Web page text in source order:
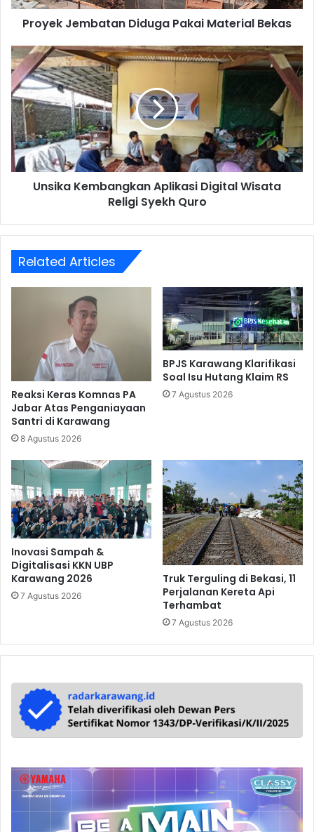
Proyek Jembatan Diduga Pakai Material Bekas
Unsika
Kembangkan
Aplikasi
Digital
Wisata
Religi
Syekh
Quro
Unsika Kembangkan Aplikasi Digital Wisata
Religi Syekh Quro
Related Articles
Reaksi Keras Komnas PA
Jabar Atas Penganiayaan
Santri di Karawang
8 Agustus 2026
BPJS Karawang Klarifikasi
Soal Isu Hutang Klaim RS
7 Agustus 2026
Inovasi Sampah &
Digitalisasi KKN UBP
Karawang 2026
7 Agustus 2026
Truk Terguling di Bekasi, 11
Perjalanan Kereta Api
Terhambat
7 Agustus 2026